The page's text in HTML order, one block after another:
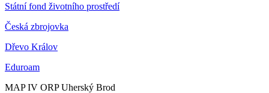
Státní fond životního prostředí
Česká zbrojovka
Dřevo Králov
Eduroam
MAP IV ORP Uherský Brod